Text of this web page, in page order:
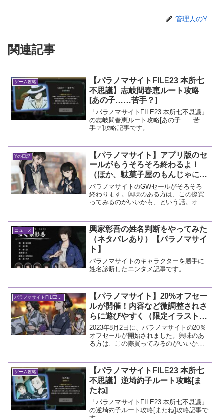
管理人のY
関連記事
ゲーム攻略
【パラノマサイトFILE23 本所七
不思議】志岐間春恵ルート攻略
[あの子……苦手？]
「パラノマサイトFILE23 本所七不思議」
の志岐間春恵ルート攻略[あの子……苦
手？]攻略記事です。
Yの日記
【パラノマサイト】アプリ版のセ
ールがもうそろそろ終わるよ！
（ほか、駄菓子屋のもんじゃにつ
いて思うこと）
パラノマサイトのGWセールがそろそろ
終わります。興味のある方は、この際買
ってみるのがいいかも、という話。オマ
ニュース
興家彰吾の姓名判断をやってみた
（ネタバレあり）【パラノマサイ
ト】
パラノマサイトのキャラクターを勝手に
姓名診断したエンタメ記事です。
【パラノマサイト】20%オフセー
ルが開催！内容など微調整されさ
らに遊びやすく（限定イラストや
ストーリーも公開中）
2023年8月2日に、パラノマサイトの20％
オフセールが開始されました。興味のあ
る方は、この際買ってみるのがいいか
ゲーム攻略
【パラノマサイトFILE23 本所七
不思議】逆埼約子ルート攻略[ま
たね]
「パラノマサイトFILE23 本所七不思議」
の逆埼約子ルート攻略[またね]攻略記事で